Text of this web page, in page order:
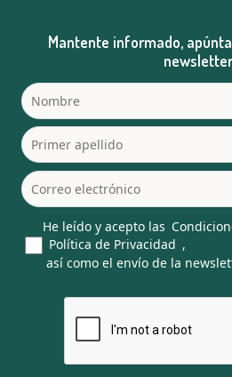
Mantente informado,
He leído y acepto las
Política de Privacidad ,
así como el envío de la